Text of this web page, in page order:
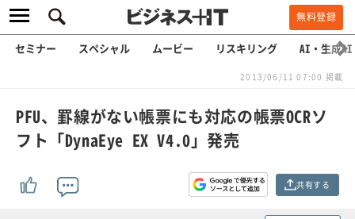
無料登録
セミナー スペシャル ムービー リスキリング AI・生成AI
2013/06/11 07:00 掲載
PFU、罫線がない帳票にも対応の帳票OCRソ
フト「DynaEye EX V4.0」発売
共有する